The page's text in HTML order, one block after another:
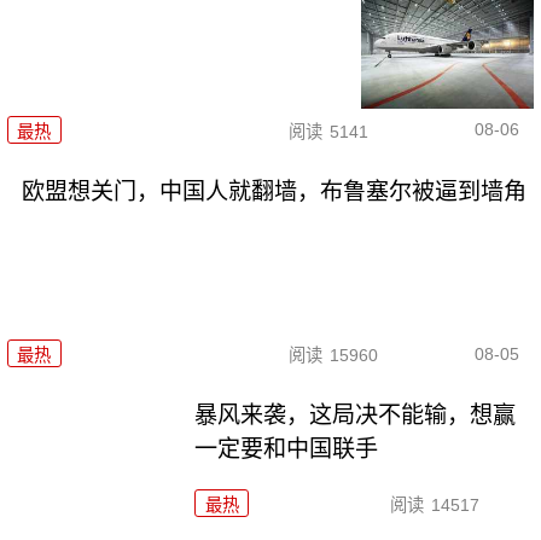
最热 阅读 5141 08-06
欧盟想关门，中国人就翻墙，布鲁塞尔被逼到墙角
最热 阅读 15960 08-05
暴风来袭，这局决不能输，想赢
一定要和中国联手
最热 阅读 14517